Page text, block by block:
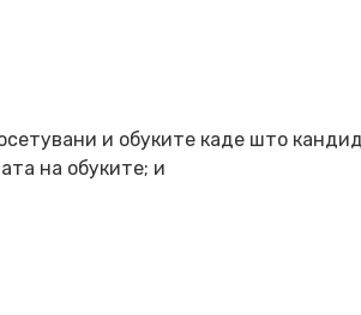
и обуките каде што
на обуките; и